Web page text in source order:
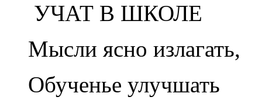
УЧАТ В ШКОЛЕ
Мысли ясно излагать,
Обученье улучшать